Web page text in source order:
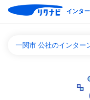
インタ
一関市 公社のインター